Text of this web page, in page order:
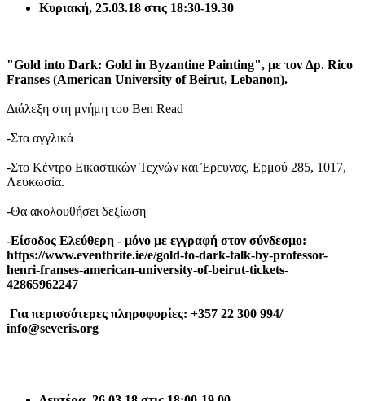
Κυριακή, 25.03.18 στις 18:30-19.30
"Gold into Dark: Gold in Byzantine Painting", με τον Δρ. Rico
Franses (American University of Beirut, Lebanon).
Διάλεξη στη μνήμη του Ben Read
-Στα αγγλικά
-Στο Κέντρο Εικαστικών Τεχνών και Έρευνας, Ερμού 285, 1017,
Λευκωσία.
-Θα ακολουθήσει δεξίωση
-Είσοδος Ελεύθερη - μόνο με εγγραφή στον σύνδεσμο:
https://www.eventbrite.ie/e/gold-to-dark-talk-by-professor-
henri-franses-american-university-of-beirut-tickets-
42865962247
Για περισσότερες πληροφορίες: +357 22 300 994/
info@severis.org